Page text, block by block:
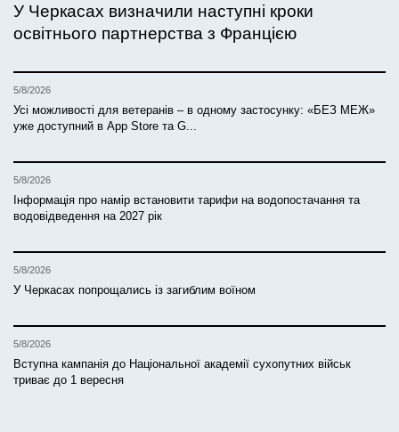
У Черкасах визначили наступні кроки
освітнього партнерства з Францією
5/8/2026
Усі можливості для ветеранів – в одному застосунку: «БЕЗ МЕЖ»
уже доступний в App Store та G...
5/8/2026
Інформація про намір встановити тарифи на водопостачання та
водовідведення на 2027 рік
5/8/2026
У Черкасах попрощались із загиблим воїном
5/8/2026
Вступна кампанія до Національної академії сухопутних військ
триває до 1 вересня